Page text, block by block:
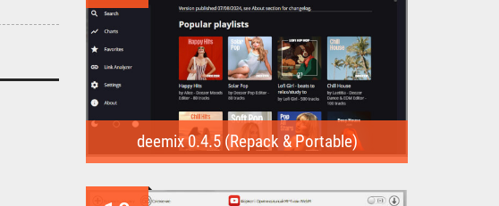
deemix 0.4.5 (Repack & Portable)
скачивать треки...